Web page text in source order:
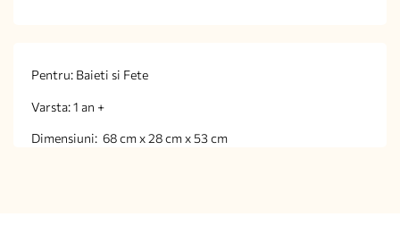
Pentru: Baieti si Fete
Varsta: 1 an +
Dimensiuni: 68 cm x 28 cm x 53 cm